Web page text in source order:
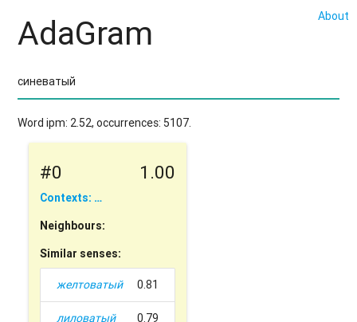
About
AdaGram
Word ipm: 2.52, occurrences: 5107.
#0 1.00
Contexts: …
Neighbours:
Similar senses:
желтоватый 0.81
лиловатый 0.79